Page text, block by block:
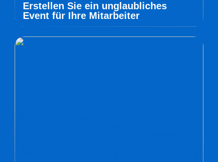
Erstellen Sie ein unglaubliches
Event für Ihre Mitarbeiter